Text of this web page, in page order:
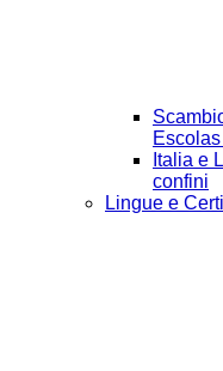
Italia e
confini
Lingue e